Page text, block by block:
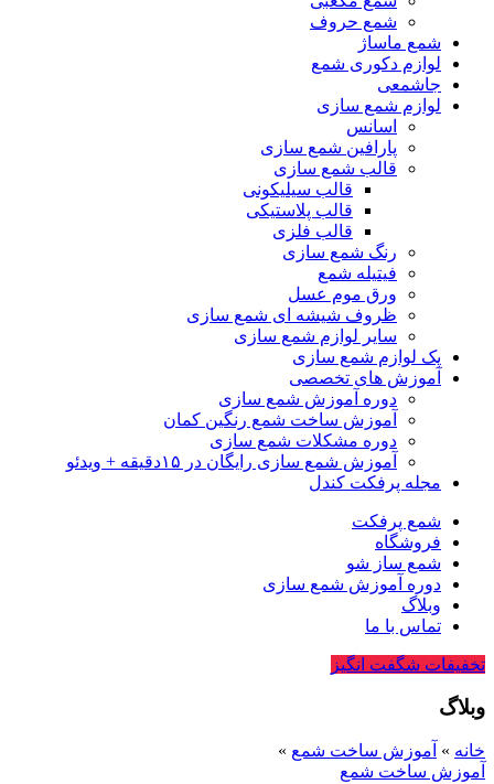
شمع حروف
شمع ماساژ
لوازم دکوری شمع
جاشمعی
لوازم شمع سازی
اسانس
پارافین شمع سازی
قالب شمع سازی
قالب سیلیکونی
قالب پلاستیکی
قالب فلزی
رنگ شمع سازی
فیتیله شمع
ورق موم عسل
ظروف شیشه ای شمع سازی
سایر لوازم شمع سازی
پک لوازم شمع سازی
آموزش های تخصصی
دوره آموزش شمع سازی
آموزش ساخت شمع رنگین کمان
دوره مشکلات شمع سازی
آموزش شمع سازی رایگان در ۱۵دقیقه + ویدئو
مجله پرفکت کندل
شمع پرفکت
فروشگاه
شمع ساز شو
دوره آموزش شمع سازی
وبلاگ
تماس با ما
تخفیفات شگفت انگیز
وبلاگ
خانه » آموزش ساخت شمع »
آموزش ساخت شمع